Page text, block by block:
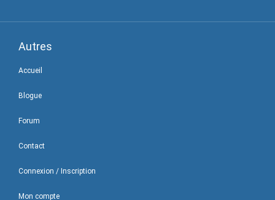
Autres
Accueil
Blogue
Forum
Contact
Connexion / Inscription
Mon compte